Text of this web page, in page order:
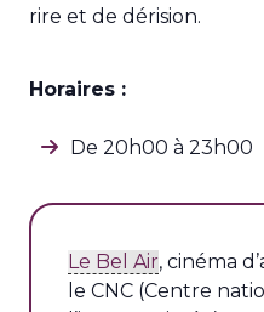
rire et de dérision.
Horaires :
De 20h00 à 23h00
Le Bel Air, cinéma
le CNC (Centre